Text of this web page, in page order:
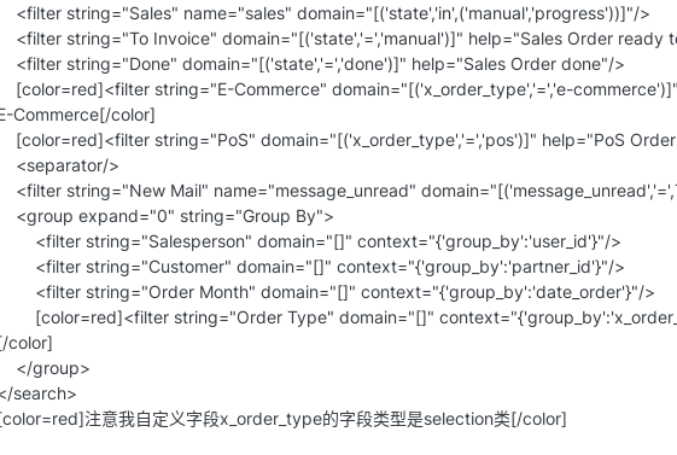
<filter string="Sales" name="sales" domain="[('state','in',('manual','progress'))]"/>
<filter string="To Invoice" domain="[('state','=','manual')]" help="Sales Order ready
<filter string="Done" domain="[('state','=','done')]" help="Sales Order done"/>
[color=red]<filter string="E-Commerce" domain="[('x_order_type','=','e-
Commerce[/color]
[color=red]<filter string="PoS" domain="[('x_order_type','=','pos')]" help="PoS
<separator/>
<filter string="New Mail" name="message_unread"
<group expand="0" string="Group By">
<filter string="Salesperson" domain="[]" context="{'group_by':'user_id'}"/>
<filter string="Customer" domain="[]" context="{'group_by':'partner_id'}"/>
<filter string="Order Month" domain="[]" context="{'group_by':'date_order'}"/>
[color=red]<filter string="Order Type" domain="[]"
color]
</group>
search>
注意我自定义字段x_order_type的字段类型是selection类[/color]